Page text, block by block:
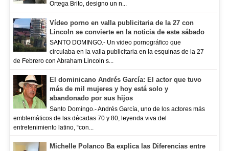
Ortega Brito, designo un n...
Vídeo porno en valla publicitaria de la 27 con
Lincoln se convierte en la noticia de este sábado
SANTO DOMINGO.- Un video pornográfico que
circulaba en la valla publicitaria en la esquinas de la 27
de Febrero con Abraham Lincoln s...
El dominicano Andrés García: El actor que tuvo
más de mil mujeres y hoy está solo y
abandonado por sus hijos
Santo Domingo.- Andrés García, uno de los actores más
emblemáticos de las décadas 70 y 80, leyenda viva del
entretenimiento latino, “con...
Michelle Polanco Ba explica las Diferencias entre